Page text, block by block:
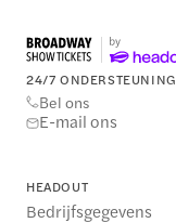
24/7 ONDERSTEUNING
Bel ons
E-mail ons
HEADOUT
Bedrijfsgegevens